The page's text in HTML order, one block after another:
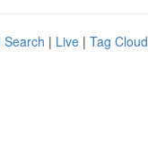
Search | Live | Tag Cloud